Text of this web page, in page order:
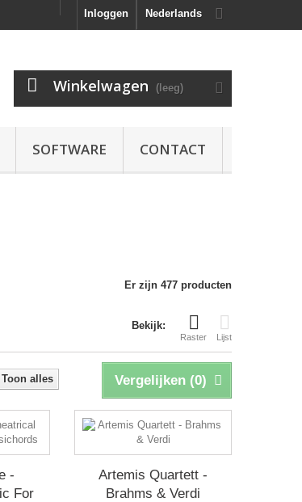
Nederlands
Inloggen
Winkelwagen (leeg)
SOFTWARE CONTACT
Er zijn 477 producten
Bekijk:
Raster Lijst
Vergelijken (0)
Toon alles
-
For
Artemis Quartett -
Brahms & Verdi